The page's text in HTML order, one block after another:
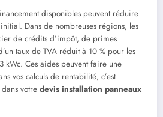
disponibles peuvent réduire
Dans de nombreuses régions, les
de crédits d’impôt, de primes
taux de TVA réduit à 10 % pour les
kWc. Ces aides peuvent faire une
vos calculs de rentabilité, c’est
votre devis installation panneaux